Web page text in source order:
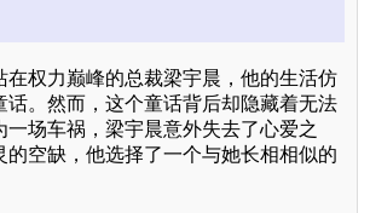
在权力巅峰的总裁梁宇晨，他的生活仿
话。然而，这个童话背后却隐藏着无法
一场车祸，梁宇晨意外失去了心爱之
的空缺，他选择了一个与她长相相似的